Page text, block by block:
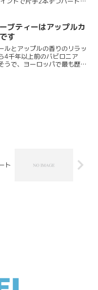
ネイル真っ赤なラメとホロ
した流...
ブティーはアップルカ
す
ルとアップルの香りのリラッ
4千年以上前のバビロニア
うで、ヨーロッパで最も歴史
ト